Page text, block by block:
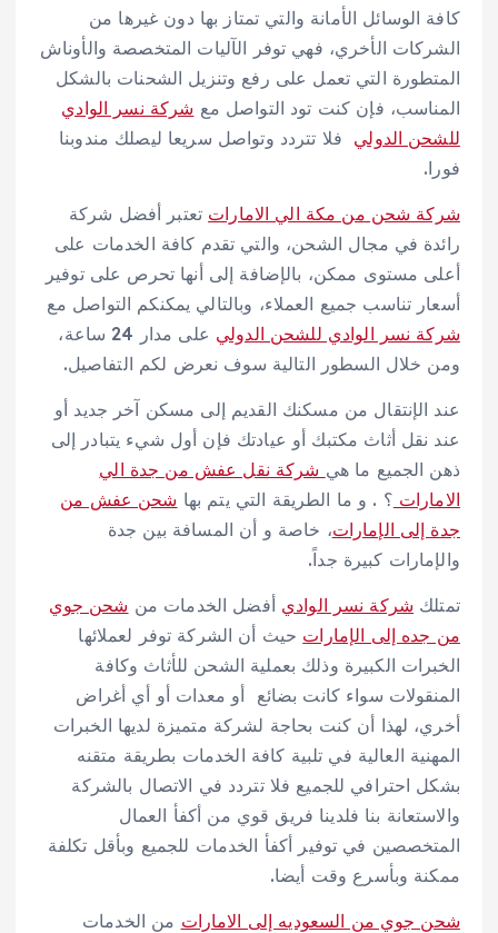
كافة الوسائل الأمانة والتي تمتاز بها دون غيرها من
الشركات الأخري، فهي توفر الآليات المتخصصة والأوناش
المتطورة التي تعمل على رفع وتنزيل الشحنات بالشكل
المناسب، فإن كنت تود التواصل مع شركة نسر الوادي
للشحن الدولي فلا تتردد وتواصل سريعا ليصلك مندوبنا
فورا.
شركة شحن من مكة الي الامارات تعتبر أفضل شركة
رائدة في مجال الشحن، والتي تقدم كافة الخدمات على
أعلى مستوى ممكن، بالإضافة إلى أنها تحرص على توفير
أسعار تناسب جميع العملاء، وبالتالي يمكنكم التواصل مع
شركة نسر الوادي للشحن الدولي
على مدار 24 ساعة،
ومن خلال السطور التالية سوف نعرض لكم التفاصيل.
عند الإنتقال من مسكنك القديم إلى مسكن آخر جديد أو
عند نقل أثاث مكتبك أو عيادتك فإن أول شيء يتبادر إلى
ذهن الجميع ما هي شركة نقل عفش من جدة الي
الامارات ؟ . و ما الطريقة التي يتم بها شحن عفش من
جدة إلى الإمارات، خاصة و أن المسافة بين جدة
والإمارات كبيرة جداً.
تمتلك شركة نسر الوادي أفضل الخدمات من شحن جوي
من جده إلى الإمارات حيث أن الشركة توفر لعملائها
الخبرات الكبيرة وذلك بعملية الشحن للأثاث وكافة
المنقولات سواء كانت بضائع أو معدات أو أي أغراض
أخري، لهذا أن كنت بحاجة لشركة متميزة لديها الخبرات
المهنية العالية في تلبية كافة الخدمات بطريقة متقنه
بشكل احترافي للجميع فلا تتردد في الاتصال بالشركة
والاستعانة بنا فلدينا فريق قوي من أكفأ العمال
المتخصصين في توفير أكفأ الخدمات للجميع وبأقل تكلفة
ممكنة وبأسرع وقت أيضا.
شحن جوي من السعوديه إلى الامارات من الخدمات